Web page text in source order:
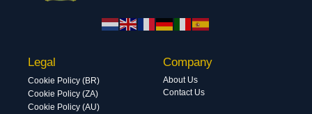
Legal
Cookie Policy (BR)
Cookie Policy (ZA)
Cookie Policy (AU)
Company
About Us
Contact Us